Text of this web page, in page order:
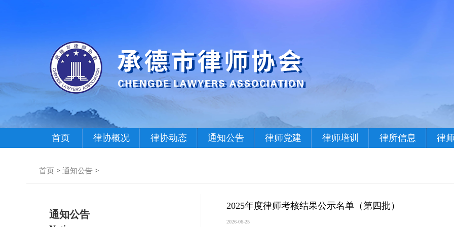
首页 律协概况 律协动态 通知公告 律师党建 律师培训 律所信息 律
首页 > 通知公告 >
通知公告
2025年度律师考核结果公示名单（第四批）
2026-06-25